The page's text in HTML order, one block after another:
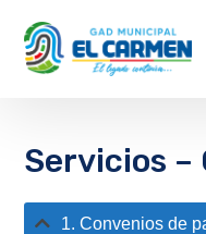
Servicios –
1. Convenios de